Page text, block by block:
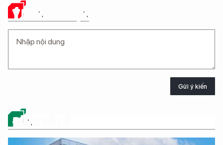
Ý KIẾN CỦA BẠN
Gửi ý kiến
ĐỪNG BỎ LỠ